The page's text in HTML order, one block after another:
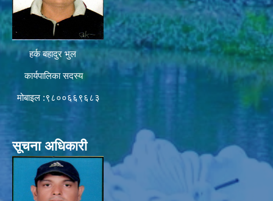
हर्क बहादुर भुल
कार्यपालिका सदस्य
मोबाइल :९८००६६९६८३
सूचना अधिकारी